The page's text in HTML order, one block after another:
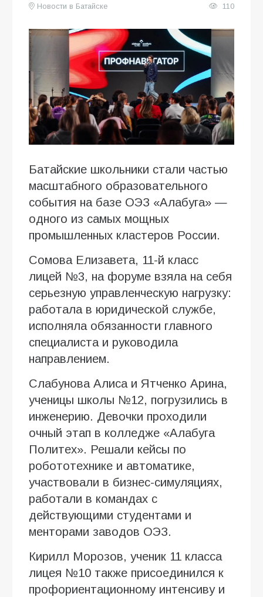
Новости в Батайске
110
Батайские школьники стали частью
масштабного образовательного
события на базе ОЭЗ «Алабуга» —
одного из самых мощных
промышленных кластеров России.
Сомова Елизавета, 11-й класс
лицей №3, на форуме взяла на себя
серьезную управленческую нагрузку:
работала в юридической службе,
исполняла обязанности главного
специалиста и руководила
направлением.
Слабунова Алиса и Ятченко Арина,
ученицы школы №12, погрузились в
инженерию. Девочки проходили
очный этап в колледже «Алабуга
Политех». Решали кейсы по
робототехнике и автоматике,
участвовали в бизнес-симуляциях,
работали в командах с
действующими студентами и
менторами заводов ОЭЗ.
Кирилл Морозов, ученик 11 класса
лицея №10 также присоединился к
профориентационному интенсиву и